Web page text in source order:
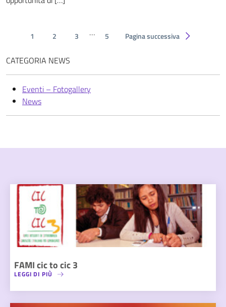
1 2 3 … 5 Pagina successiva
CATEGORIA NEWS
Eventi – Fotogallery
News
FAMI cic to cic 3
LEGGI DI PIÙ